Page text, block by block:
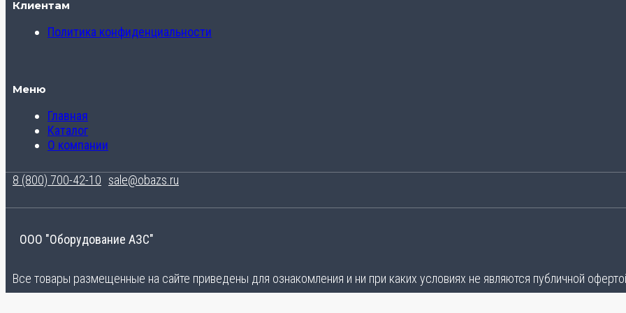
Клиентам
Политика конфиденциальности
Меню
Главная
Каталог
О компании
8 (800) 700-42-10 sale@obazs.ru
ООО "Оборудование АЗС"
Все товары размещенные на сайте приведены для ознакомления и ни при каких условиях не являются публичной